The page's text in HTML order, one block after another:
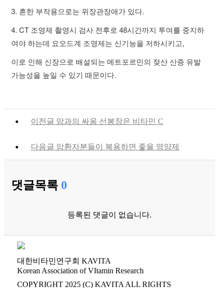
3. 흔한 부작용으로는 위장관장애가 있다.
4. CT 조영제 촬영시 검사 전후로 48시간까지 투여를 중지하
여야 하는데 요오드계 조영제는 신기능을 저하시키고,
이로 인해 신장으로 배설되는 메트포르민의 젖산 산증 유발
가능성을 높일 수 있기 때문이다.
이전글 암과의 싸움 선봉장은 비타민 C
다음글 암환자분들이 복용하면 좋을 영양제
댓글목록 0
등록된 댓글이 없습니다.
대한비타민연구회 KAVITA
Korean Association of VItamin Research
COPYRIGHT 2025 (C) KAVITA ALL RIGHTS